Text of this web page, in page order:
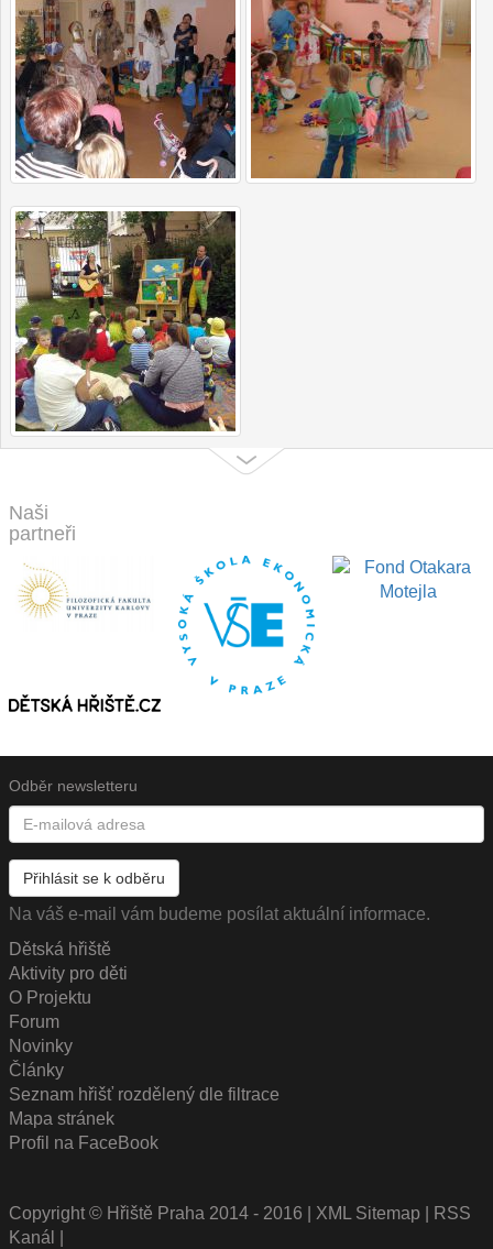
Naši
partneři
Odběr newsletteru
Přihlásit se k odběru
Na váš e-mail vám budeme posílat aktuální informace.
Dětská hřiště
Aktivity pro děti
O Projektu
Forum
Novinky
Články
Seznam hřišť rozdělený dle filtrace
Mapa stránek
Profil na FaceBook
Copyright © Hřiště Praha 2014 - 2016 XML Sitemap
RSS
Kanál